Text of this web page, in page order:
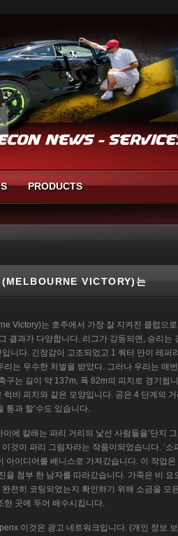
PRODUCTS
(MELBOURNE VICTORY)는
Victory)는 호주에서 가장 잘 지켜진 클럽으
결과가 다양합니다. 리그가 강등되면, 승리는
니다. 긴장감이 고조되었고 1 쿼터 만이 레퍼
리는 무수한 처벌을 받았다. 그러나 우리는 매
구는 길이 약 137m, 폭 82m의 피치로 경기됩
럭비 피치와 같은 모양입니다. 공은 4 단계의
통과 할’수도 있습니다.
에 칼레는 파리 거리의 낯선 사람들을’단지
것이 파리 그림자라는 작품이되었습니다. ‘
아이디어를 베니스로 가져갔습니다. 이 작업
을 첨부 한 남자를 따라갔습니다. 가죽은 비
전히 코팅되었는지 확인하기 위해 소금을 모
한 곳에 두어 배수시킵니다.
이것은 광고 네트워크입니다. (개인 정보